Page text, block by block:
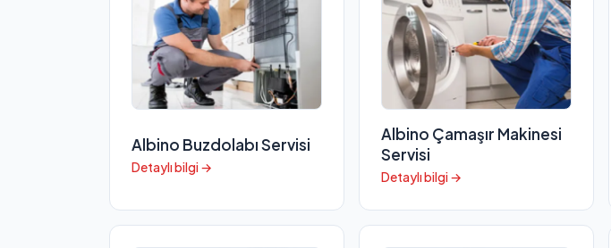
Albino Buzdolabı Servisi
Detaylı bilgi →
Albino Çamaşır Makinesi
Servisi
Detaylı bilgi →